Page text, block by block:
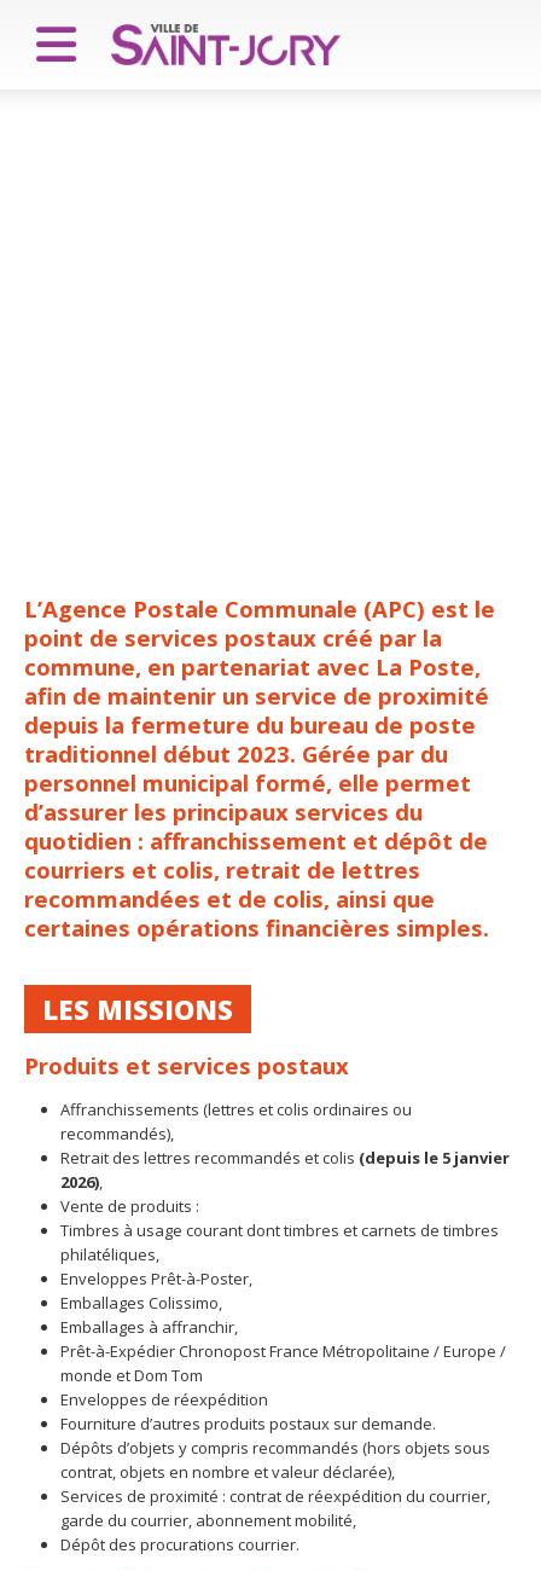
L’Agence Postale Communale (APC) est le
point de services postaux créé par la
commune, en partenariat avec La Poste,
afin de maintenir un service de proximité
depuis la fermeture du bureau de poste
traditionnel début 2023. Gérée par du
personnel municipal formé, elle permet
d’assurer les principaux services du
quotidien : affranchissement et dépôt de
courriers et colis, retrait de lettres
recommandées et de colis, ainsi que
certaines opérations financières simples.
LES MISSIONS
Produits et services postaux
Affranchissements (lettres et colis ordinaires ou
recommandés),
Retrait des lettres recommandés et colis (depuis le 5 janvier
2026),
Vente de produits :
Timbres à usage courant dont timbres et carnets de timbres
philatéliques,
Enveloppes Prêt-à-Poster,
Emballages Colissimo,
Emballages à affranchir,
Prêt-à-Expédier Chronopost France Métropolitaine / Europe /
monde et Dom Tom
Enveloppes de réexpédition
Fourniture d’autres produits postaux sur demande.
Dépôts d’objets y compris recommandés (hors objets sous
contrat, objets en nombre et valeur déclarée),
Services de proximité : contrat de réexpédition du courrier,
garde du courrier, abonnement mobilité,
Dépôt des procurations courrier.